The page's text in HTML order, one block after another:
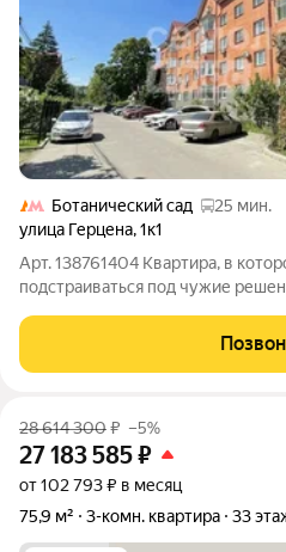
Ботанический сад
25 мин.
улица Герцена,1к1
Арт. 138761404 Квартира, в
подстраиваться под чужие
остается лишь
придумал другой человек. Здесь
28 614 300₽ –5%
27 183 585₽
от 102 793 ₽ в месяц
75,9 м²
3-комн. квартира 33